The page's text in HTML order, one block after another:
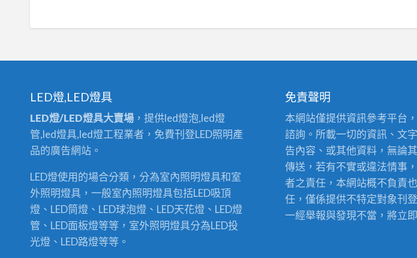
LED燈,LED燈具
LED燈/LED燈具大賣場 ，提供led燈泡,led燈
管,led燈具,led燈工程業者，免費刊登LED照明產
品的廣告網站。
LED燈使用的場合分類，分為室內照明燈具和室
外照明燈具，一般室內照明燈具包括LED吸頂
燈、LED筒燈、LED球泡燈、LED天花燈、LED燈
管、LED面板燈等等，室外照明燈具分為LED投
光燈、LED路燈等等。
免責聲明
本網站僅提供資訊參考平台
諮詢。所載一切的資訊、文
告內容、或其他資料，無論
傳送，若有不實或違法情事
者之責任，本網站概不負責
任，僅係提供不特定對象刊
一經舉報與發現不當，將立